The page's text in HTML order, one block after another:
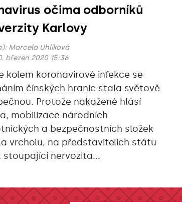
očima odborníků
Karlovy
Marcela Uhlíková
březen 2020 15:36
kolem koronavirové infekce se
čínských hranic stala světově
Protože nakažené hlásí
mobilizace národních
a bezpečnostních složek
vrcholu, na představitelích státu
stoupající nervozita...